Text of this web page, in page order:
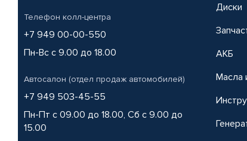
Телефон колл-центра
+7 949 00-00-550
Пн-Вс с 9.00 до 18.00
Автосалон (отдел продаж автомобилей)
+7 949 503-45-55
Пн-Пт с 09.00 до 18.00, Сб с 9.00 до
15.00
Диски
АКБ
Масла